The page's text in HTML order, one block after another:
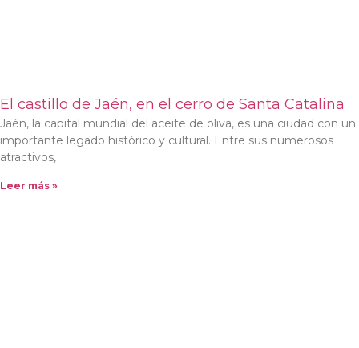
El castillo de Jaén, en el cerro de Santa Catalina
Jaén, la capital mundial del aceite de oliva, es una ciudad con un
importante legado histórico y cultural. Entre sus numerosos
atractivos,
Leer más »